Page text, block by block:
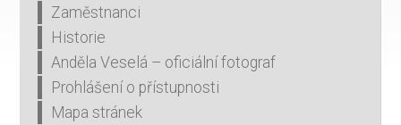
Zaměstnanci
Historie
Anděla Veselá – oficiální fotograf
Prohlášení o přístupnosti
Mapa stránek